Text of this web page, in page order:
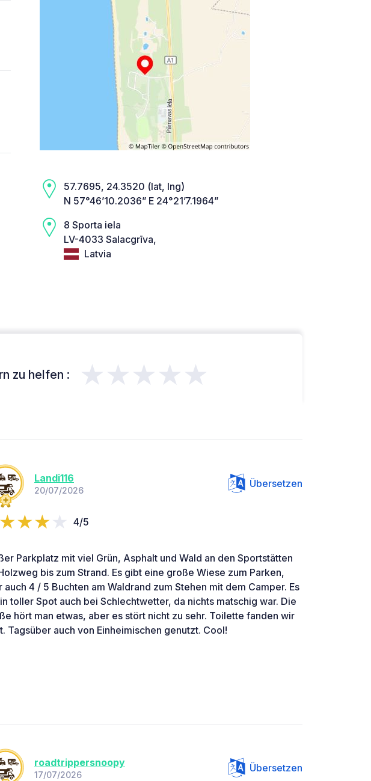
57.7695, 24.3520 (lat, lng)
N 57°46’10.2036” E 24°21’7.1964”
8 Sporta iela
LV-4033 Salacgrīva,
Latvia
zu helfen : ★★★★★
Landi116
20/07/2026
Übersetzen
4/5
Parkplatz mit viel Grün, Asphalt und Wald an den Sportstätten
bis zum Strand. Es gibt eine große Wiese zum Parken,
auch 4 / 5 Buchten am Waldrand zum Stehen mit dem Camper. Es
toller Spot auch bei Schlechtwetter, da nichts matschig war. Die
hört man etwas, aber es stört nicht zu sehr. Toilette fanden wir
Tagsüber auch von Einheimischen genutzt. Cool!
roadtrippersnoopy
17/07/2026
Übersetzen